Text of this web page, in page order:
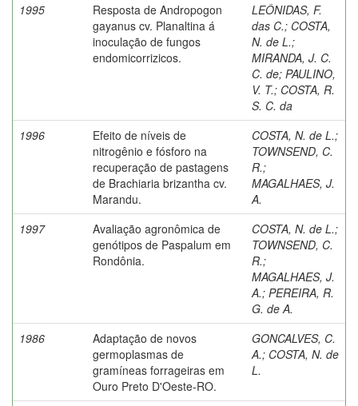
1995
Resposta de Andropogon
gayanus cv. Planaltina á
inoculação de fungos
endomicorrizicos.
LEÔNIDAS, F.
das C.; COSTA,
N. de L.;
MIRANDA, J. C.
C. de; PAULINO,
V. T.; COSTA, R.
S. C. da
1996
Efeito de níveis de
nitrogênio e fósforo na
recuperação de pastagens
de Brachiaria brizantha cv.
Marandu.
COSTA, N. de L.;
TOWNSEND, C.
R.;
MAGALHAES, J.
A.
1997
Avaliação agronômica de
genótipos de Paspalum em
Rondônia.
COSTA, N. de L.;
TOWNSEND, C.
R.;
MAGALHAES, J.
A.; PEREIRA, R.
G. de A.
1986
Adaptação de novos
germoplasmas de
gramíneas forrageiras em
Ouro Preto D'Oeste-RO.
GONCALVES, C.
A.; COSTA, N. de
L.